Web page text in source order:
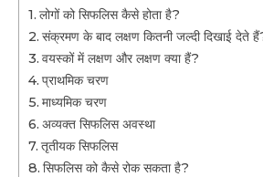
लोगों को सिफलिस कैसे होता है?
संक्रमण के बाद लक्षण कितनी जल्दी दिखाई देते
वयस्कों में लक्षण और लक्षण क्या हैं?
प्राथमिक चरण
माध्यमिक चरण
अव्यक्त सिफलिस अवस्था
तृतीयक सिफलिस
सिफलिस को कैसे रोक सकता है?